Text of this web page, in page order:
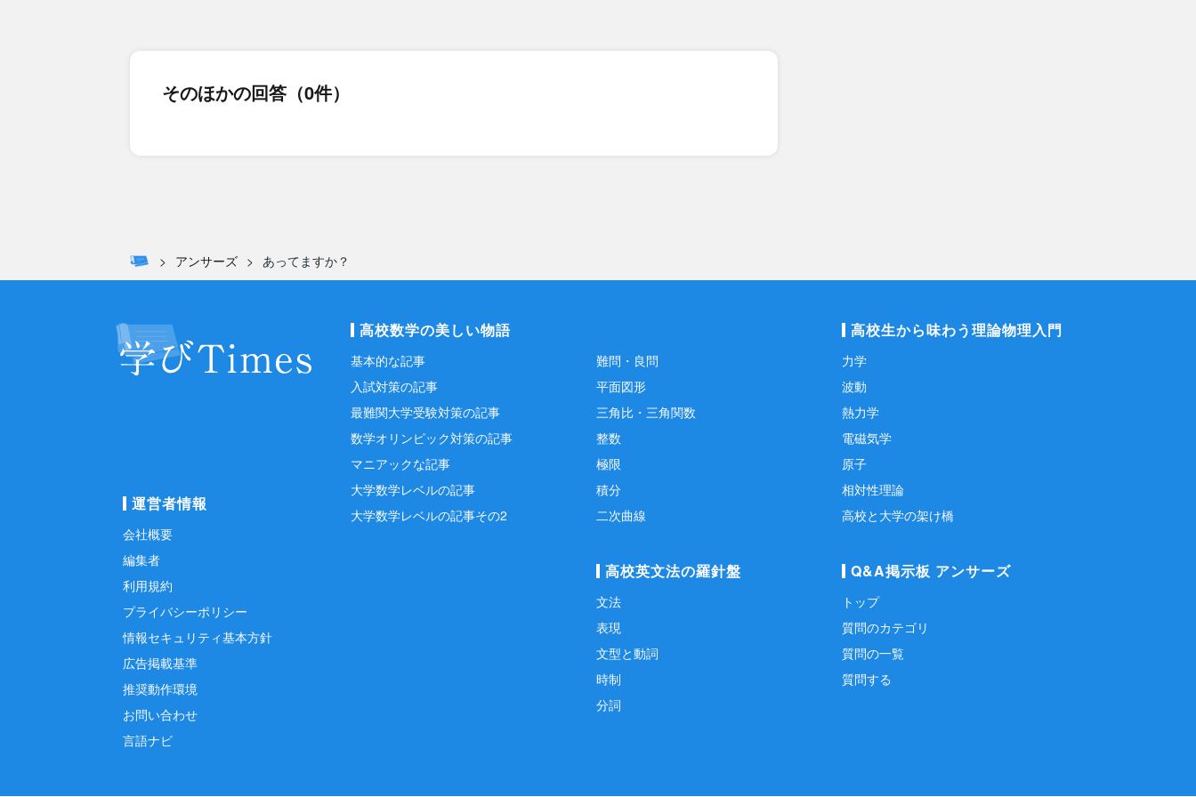
そのほかの回答（0件）
アンサーズ あってますか？
高校数学の美しい物語
基本的な記事
入試対策の記事
最難関大学受験対策の記事
数学オリンピック対策の記事
マニアックな記事
大学数学レベルの記事
大学数学レベルの記事その2
難問・良問
平面図形
三角比・三角関数
整数
極限
積分
二次曲線
高校生から味わう理論物理入門
力学
波動
熱力学
電磁気学
原子
相対性理論
高校と大学の架け橋
高校英文法の羅針盤
文法
表現
文型と動詞
時制
分詞
Q&A掲示板 アンサーズ
トップ
質問のカテゴリ
質問の一覧
質問する
運営者情報
会社概要
編集者
利用規約
プライバシーポリシー
情報セキュリティ基本方針
広告掲載基準
推奨動作環境
お問い合わせ
言語ナビ